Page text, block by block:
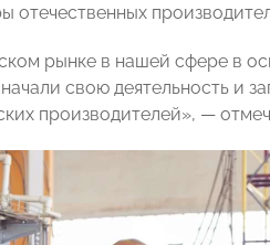
отечественных
рынке в нашей сфере в
свою деятельность и
производителей», —